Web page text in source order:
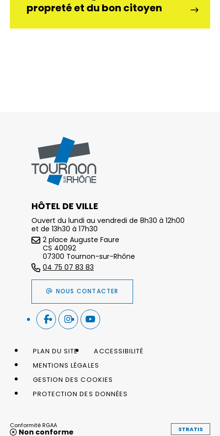
propreté et du bon citoyen
HÔTEL DE VILLE
Ouvert du lundi au vendredi de 8h30 à 12h00
et de 13h30 à 17h30
2 place Auguste Faure
CS 40092
07300 Tournon-sur-Rhône
04 75 07 83 83
NOUS CONTACTER
PLAN DU SITE
ACCESSIBILITÉ
MENTIONS LÉGALES
GESTION DES COOKIES
PROTECTION DES DONNÉES
Conformité RGAA
Non conforme STRATIS